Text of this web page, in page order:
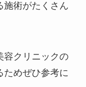
施術がたくさん
容クリニックの
ためぜひ参考に